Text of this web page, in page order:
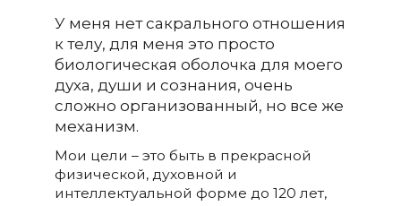
У меня нет сакрального отношения
к телу, для меня это просто
биологическая оболочка для моего
духа, души и сознания, очень
сложно организованный, но все же
механизм.
Мои цели – это быть в прекрасной
физической, духовной и
интеллектуальной форме до 120 лет,